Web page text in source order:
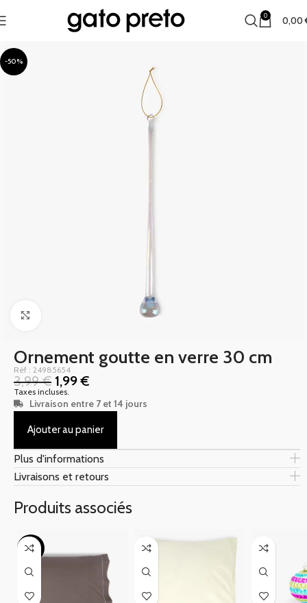
0 0,00
-50%
Ornement goutte en verre 30 cm
Réf : 24985654
3,99€ 1,99€
Taxes incluses.
Livraison entre 7 et 14 jours
Ajouter au panier
Plus d'informations
Livraisons et retours
Produits associés
-29%